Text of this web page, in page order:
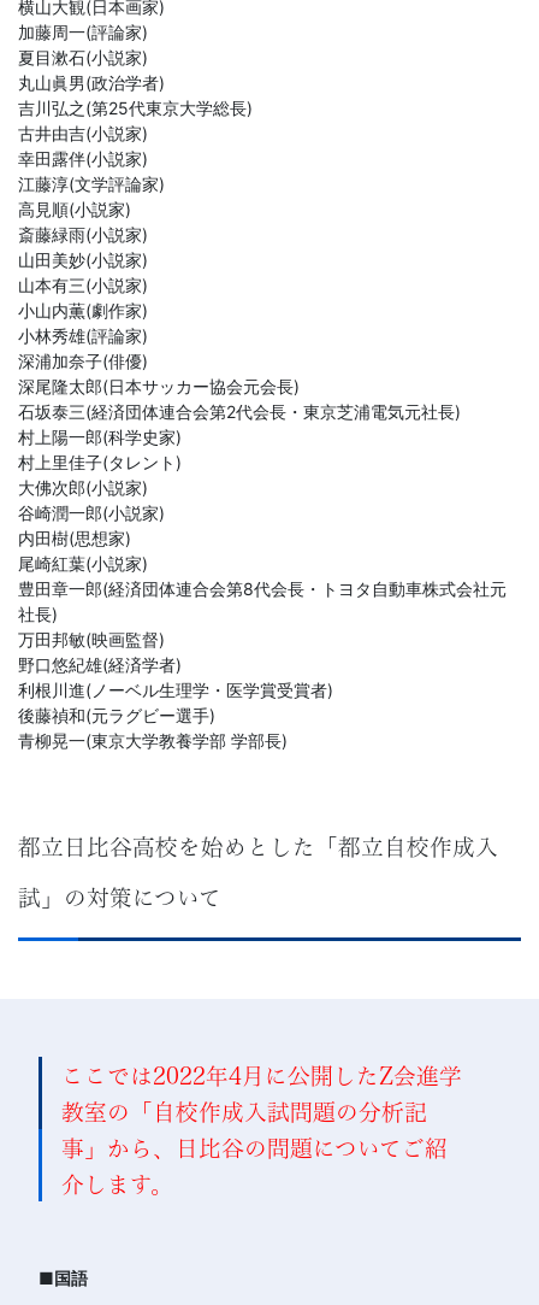
横山大観(日本画家)
加藤周一(評論家)
夏目漱石(小説家)
丸山眞男(政治学者)
吉川弘之(第25代東京大学総長)
古井由吉(小説家)
幸田露伴(小説家)
江藤淳(文学評論家)
高見順(小説家)
斎藤緑雨(小説家)
山田美妙(小説家)
山本有三(小説家)
小山内薫(劇作家)
小林秀雄(評論家)
深浦加奈子(俳優)
深尾隆太郎(日本サッカー協会元会長)
石坂泰三(経済団体連合会第2代会長・東京芝浦電気元社長)
村上陽一郎(科学史家)
村上里佳子(タレント)
大佛次郎(小説家)
谷崎潤一郎(小説家)
内田樹(思想家)
尾崎紅葉(小説家)
豊田章一郎(経済団体連合会第8代会長・トヨタ自動車株式会社元
社長)
万田邦敏(映画監督)
野口悠紀雄(経済学者)
利根川進(ノーベル生理学・医学賞受賞者)
後藤禎和(元ラグビー選手)
青柳晃一(東京大学教養学部 学部長)
都立日比谷高校を始めとした「都立自校作成入
試」の対策について
ここでは2022年4月に公開したZ会進学
教室の「自校作成入試問題の分析記
事」から、日比谷の問題についてご紹
介します。
■国語